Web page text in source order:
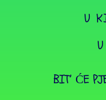
U
BIT’ ĆE